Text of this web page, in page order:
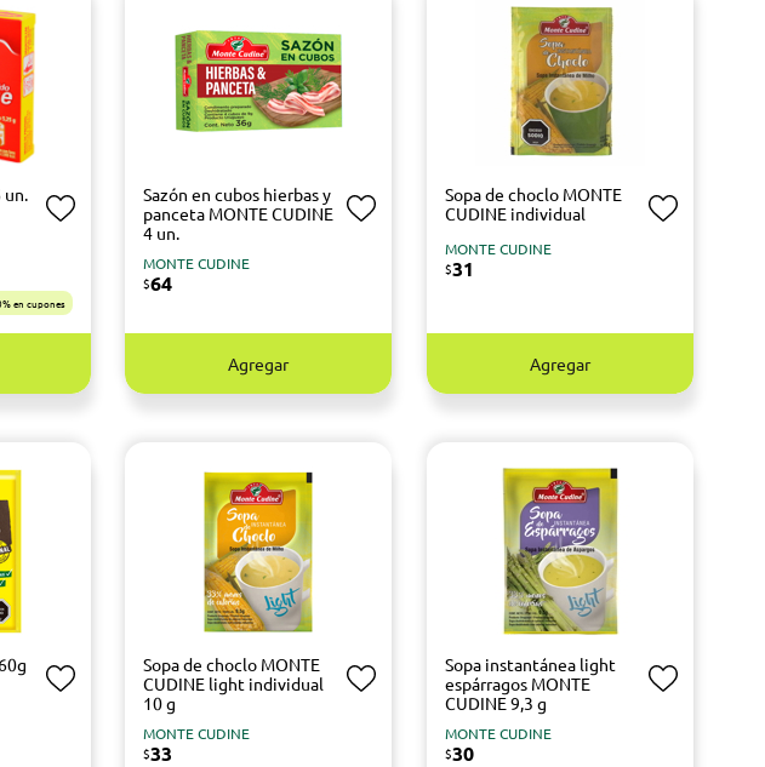
un.
en cupones
Sazón en cubos hierbas y
panceta MONTE CUDINE
4 un.
MONTE CUDINE
$64
Agregar
Sopa de choclo MONTE
CUDINE individual
MONTE CUDINE
$31
Agregar
Sopa de choclo MONTE
CUDINE light individual
10 g
MONTE CUDINE
$33
Sopa instantánea light
espárragos MONTE
CUDINE 9,3 g
MONTE CUDINE
$30